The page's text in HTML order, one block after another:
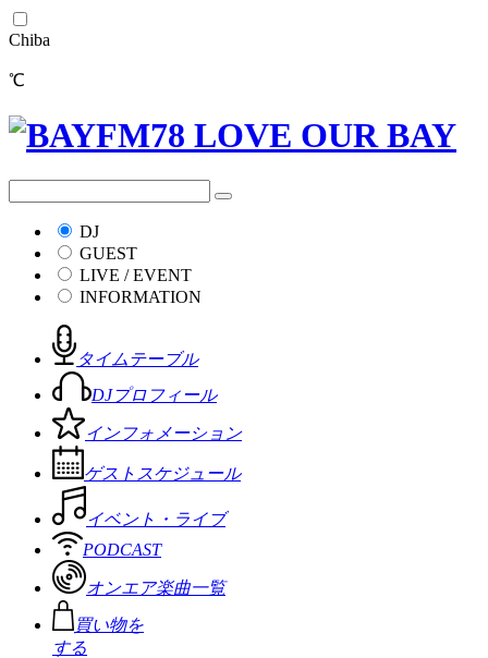
Chiba
℃
DJ
GUEST
LIVE / EVENT
INFORMATION
タイムテーブル
DJプロフィール
インフォメーション
ゲストスケジュール
イベント・ライブ
PODCAST
オンエア楽曲一覧
買い物を
する